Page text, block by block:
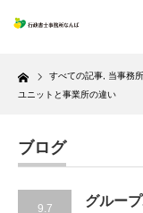
Home すべての記事 当事務
ユニットと事業所の違い
ブログ
9.7
グルー